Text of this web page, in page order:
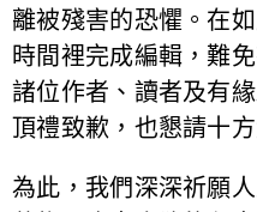
離被殘害的恐懼。在
時間裡完成編輯，難
諸位作者、讀者及有
頂禮致歉，也懇請十
為此，我們深深祈願